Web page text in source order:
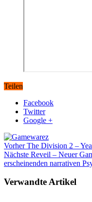
Teilen
Facebook
Twitter
Google +
VorherThe Division 2 –
Nächste Reveil – Neuer
erscheinenden narrativen
Verwandte Artikel